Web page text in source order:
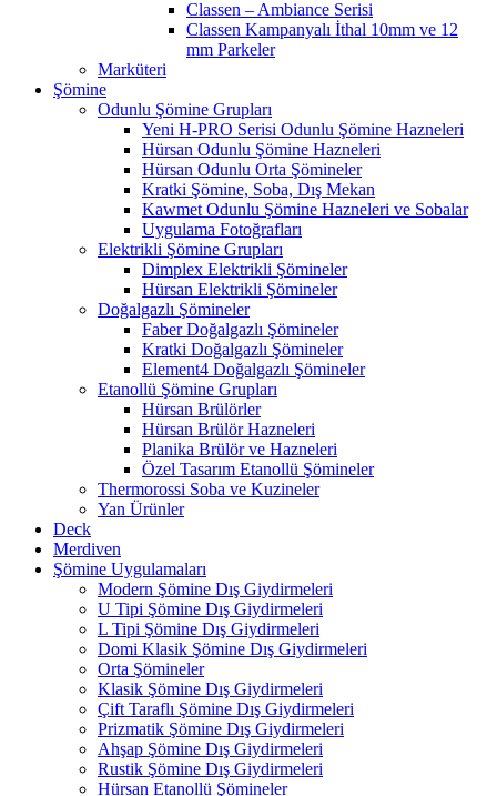
Classen – Ambiance Serisi
Classen Kampanyalı İthal 10mm ve 12
mm Parkeler
Marküteri
Şömine
Odunlu Şömine Grupları
Yeni H-PRO Serisi Odunlu Şömine Hazneleri
Hürsan Odunlu Şömine Hazneleri
Hürsan Odunlu Orta Şömineler
Kratki Şömine, Soba, Dış Mekan
Kawmet Odunlu Şömine Hazneleri ve Sobalar
Uygulama Fotoğrafları
Elektrikli Şömine Grupları
Dimplex Elektrikli Şömineler
Hürsan Elektrikli Şömineler
Doğalgazlı Şömineler
Faber Doğalgazlı Şömineler
Kratki Doğalgazlı Şömineler
Element4 Doğalgazlı Şömineler
Etanollü Şömine Grupları
Hürsan Brülörler
Hürsan Brülör Hazneleri
Planika Brülör ve Hazneleri
Özel Tasarım Etanollü Şömineler
Thermorossi Soba ve Kuzineler
Yan Ürünler
Deck
Merdiven
Şömine Uygulamaları
Modern Şömine Dış Giydirmeleri
U Tipi Şömine Dış Giydirmeleri
L Tipi Şömine Dış Giydirmeleri
Domi Klasik Şömine Dış Giydirmeleri
Orta Şömineler
Klasik Şömine Dış Giydirmeleri
Çift Taraflı Şömine Dış Giydirmeleri
Prizmatik Şömine Dış Giydirmeleri
Ahşap Şömine Dış Giydirmeleri
Rustik Şömine Dış Giydirmeleri
Hürsan Etanollü Şömineler